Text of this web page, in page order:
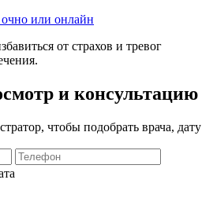
очно или онлайн
от страхов и тревог
и консультацию​
чтобы подобрать врача, дату